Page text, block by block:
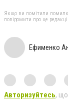
Якщо ви помітили
повідомити про це
Ефименко
Авторизуйтесь,